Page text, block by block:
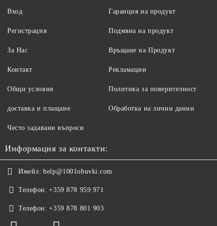
Вход
Регистрация
За Нас
Контакт
Общи условия
доставка и плащане
Гаранция на продукт
Подмяна на продукт
Връщане на Продукт
Рекламации
Политика за поверителност
Обработка на лични данни
Често задавани въпроси
Информация за контакти:
Имейл: help@1001obuvki.com
Телефон: +359 878 959 971
Телефон: +359 878 801 903